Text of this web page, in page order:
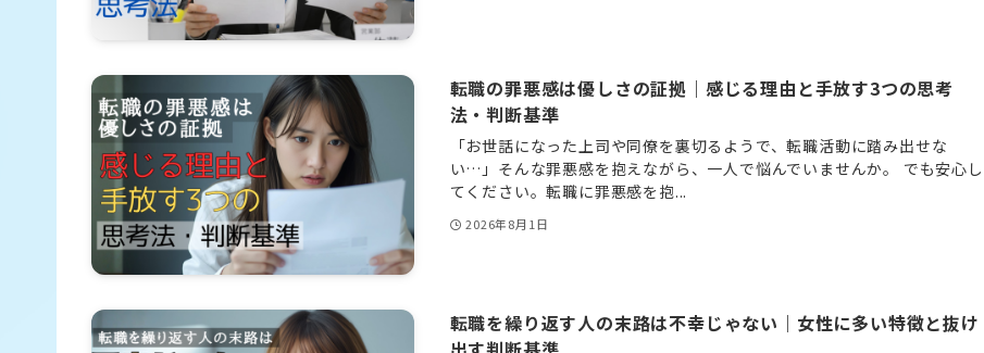
転職の罪悪感は優しさの証拠｜感じる理由と手放す3つの思考
法・判断基準
「お世話になった上司や同僚を裏切るようで、転職活動に踏み出せな
い…」そんな罪悪感を抱えながら、一人で悩んでいませんか。 でも安心し
てください。転職に罪悪感を抱...
2026年8月1日
転職を繰り返す人の末路は不幸じゃない｜女性に多い特徴と抜け